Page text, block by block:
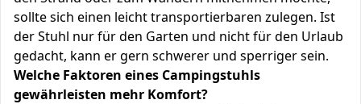
sollte sich einen leicht transportierbaren zulegen. Ist
der Stuhl nur für den Garten und nicht für den Urlaub
gedacht, kann er gern schwerer und sperriger sein.
Welche Faktoren eines Campingstuhls
gewährleisten mehr Komfort?